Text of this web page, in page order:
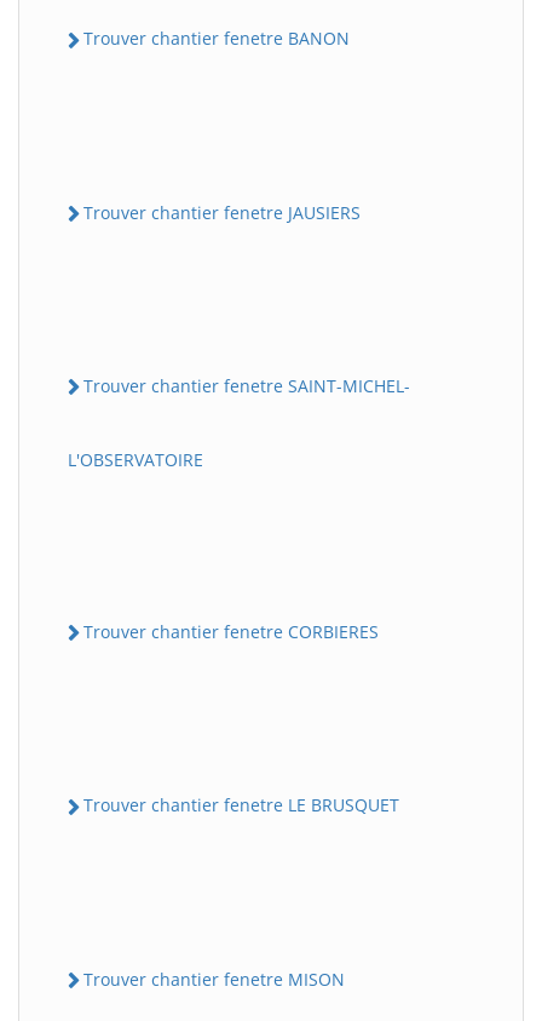
Trouver chantier fenetre BANON
Trouver chantier fenetre JAUSIERS
Trouver chantier fenetre SAINT-MICHEL-
L'OBSERVATOIRE
Trouver chantier fenetre CORBIERES
Trouver chantier fenetre LE BRUSQUET
Trouver chantier fenetre MISON